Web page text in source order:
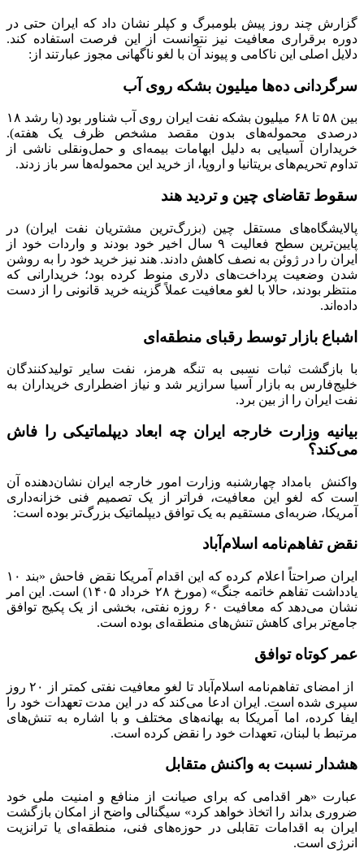
گزارش چند روز پیش بلومبرگ و کپلر نشان داد که ایران حتی در
دوره برقراری معافیت نیز نتوانست از این فرصت استفاده کند.
دلایل اصلی این ناکامی و پیوند آن با لغو ناگهانی مجوز عبارتند از:
سرگردانی ده‌ها میلیون بشکه روی آب
بین ۵۸ تا ۶۸ میلیون بشکه نفت ایران روی آب شناور بود (با رشد ۱۸
درصدی محموله‌های بدون مقصد مشخص ظرف یک هفته).
خریداران آسیایی به دلیل ابهامات بیمه‌ای و حمل‌ونقلی ناشی از
تداوم تحریم‌های بریتانیا و اروپا، از خرید این محموله‌ها سر باز زدند.
سقوط تقاضای چین و تردید هند
پالایشگاه‌های مستقل چین (بزرگ‌ترین مشتریان نفت ایران) در
پایین‌ترین سطح فعالیت ۹ سال اخیر خود بودند و واردات خود از
ایران را در ژوئن به نصف کاهش دادند. هند نیز خرید خود را به روشن
شدن وضعیت پرداخت‌های دلاری منوط کرده بود؛ خریدارانی که
منتظر بودند، حالا با لغو معافیت عملاً گزینه خرید قانونی را از دست
داده‌اند.
اشباع بازار توسط رقبای منطقه‌ای
با بازگشت ثبات نسبی به تنگه هرمز، نفت سایر تولیدکنندگان
خلیج‌فارس به بازار آسیا سرازیر شد و نیاز اضطراری خریداران به
نفت ایران را از بین برد.
بیانیه وزارت خارجه ایران چه ابعاد دیپلماتیکی را فاش
می‌کند؟
واکنش بامداد چهارشنبه وزارت امور خارجه ایران نشان‌دهنده آن
است که لغو این معافیت، فراتر از یک تصمیم فنی خزانه‌داری
آمریکا، ضربه‌ای مستقیم به یک توافق دیپلماتیک بزرگ‌تر بوده است:
نقض تفاهم‌نامه اسلام‌آباد
ایران صراحتاً اعلام کرده که این اقدام آمریکا نقض فاحش «بند ۱۰
یادداشت تفاهم خاتمه جنگ» (مورخ ۲۸ خرداد ۱۴۰۵) است. این امر
نشان می‌دهد که معافیت ۶۰ روزه نفتی، بخشی از یک پکیج توافق
جامع‌تر برای کاهش تنش‌های منطقه‌ای بوده است.
عمر کوتاه توافق
از امضای تفاهم‌نامه اسلام‌آباد تا لغو معافیت نفتی کمتر از ۲۰ روز
سپری شده است. ایران ادعا می‌کند که در این مدت تعهدات خود را
ایفا کرده، اما آمریکا به بهانه‌های مختلف و با اشاره به تنش‌های
مرتبط با لبنان، تعهدات خود را نقض کرده است.
هشدار نسبت به واکنش متقابل
عبارت «هر اقدامی که برای صیانت از منافع و امنیت ملی خود
ضروری بداند را اتخاذ خواهد کرد» سیگنالی واضح از امکان بازگشت
ایران به اقدامات تقابلی در حوزه‌های فنی، منطقه‌ای یا ترانزیت
انرژی است.